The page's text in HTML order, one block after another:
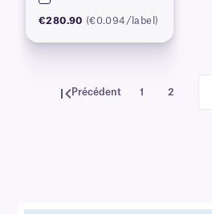
€280.90 (€0.094/label)
Précédent 1 2